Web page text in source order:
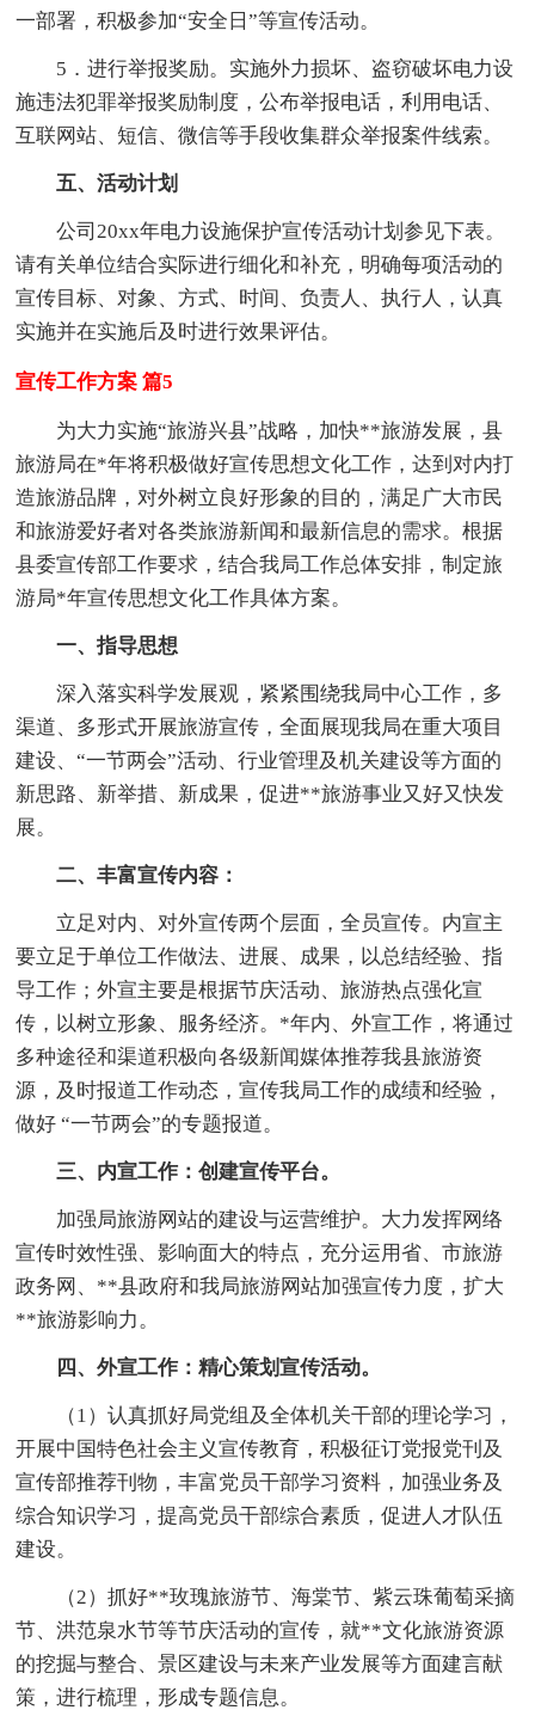
一部署，积极参加“安全日”等宣传活动。
5．进行举报奖励。实施外力损坏、盗窃破坏电力设
施违法犯罪举报奖励制度，公布举报电话，利用电话、
互联网站、短信、微信等手段收集群众举报案件线索。
五、活动计划
公司20xx年电力设施保护宣传活动计划参见下表。
请有关单位结合实际进行细化和补充，明确每项活动的
宣传目标、对象、方式、时间、负责人、执行人，认真
实施并在实施后及时进行效果评估。
宣传工作方案 篇5
为大力实施“旅游兴县”战略，加快**旅游发展，县
旅游局在*年将积极做好宣传思想文化工作，达到对内打
造旅游品牌，对外树立良好形象的目的，满足广大市民
和旅游爱好者对各类旅游新闻和最新信息的需求。根据
县委宣传部工作要求，结合我局工作总体安排，制定旅
游局*年宣传思想文化工作具体方案。
一、指导思想
深入落实科学发展观，紧紧围绕我局中心工作，多
渠道、多形式开展旅游宣传，全面展现我局在重大项目
建设、“一节两会”活动、行业管理及机关建设等方面的
新思路、新举措、新成果，促进**旅游事业又好又快发
展。
二、丰富宣传内容：
立足对内、对外宣传两个层面，全员宣传。内宣主
要立足于单位工作做法、进展、成果，以总结经验、指
导工作；外宣主要是根据节庆活动、旅游热点强化宣
传，以树立形象、服务经济。*年内、外宣工作，将通过
多种途径和渠道积极向各级新闻媒体推荐我县旅游资
源，及时报道工作动态，宣传我局工作的成绩和经验，
做好 “一节两会”的专题报道。
三、内宣工作：创建宣传平台。
加强局旅游网站的建设与运营维护。大力发挥网络
宣传时效性强、影响面大的特点，充分运用省、市旅游
政务网、**县政府和我局旅游网站加强宣传力度，扩大
**旅游影响力。
四、外宣工作：精心策划宣传活动。
（1）认真抓好局党组及全体机关干部的理论学习，
开展中国特色社会主义宣传教育，积极征订党报党刊及
宣传部推荐刊物，丰富党员干部学习资料，加强业务及
综合知识学习，提高党员干部综合素质，促进人才队伍
建设。
（2）抓好**玫瑰旅游节、海棠节、紫云珠葡萄采摘
节、洪范泉水节等节庆活动的宣传，就**文化旅游资源
的挖掘与整合、景区建设与未来产业发展等方面建言献
策，进行梳理，形成专题信息。